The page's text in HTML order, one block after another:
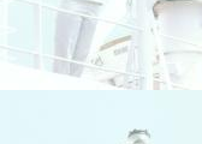
今週の